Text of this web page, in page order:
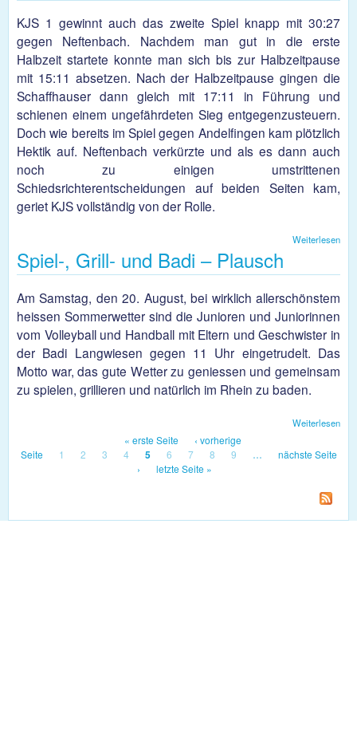
KJS 1 gewinnt auch das zweite Spiel knapp mit 30:27
gegen Neftenbach. Nachdem man gut in die erste
Halbzeit startete konnte man sich bis zur Halbzeitpause
mit 15:11 absetzen. Nach der Halbzeitpause gingen die
Schaffhauser dann gleich mit 17:11 in Führung und
schienen einem ungefährdeten Sieg entgegenzusteuern.
Doch wie bereits im Spiel gegen Andelfingen kam plötzlich
Hektik auf. Neftenbach verkürzte und als es dann auch
noch zu einigen umstrittenen
Schiedsrichterentscheidungen auf beiden Seiten kam,
geriet KJS vollständig von der Rolle.
Weiterlesen
Spiel-, Grill- und Badi – Plausch
Am Samstag, den 20. August, bei wirklich allerschönstem
heissen Sommerwetter sind die Junioren und Juniorinnen
vom Volleyball und Handball mit Eltern und Geschwister in
der Badi Langwiesen gegen 11 Uhr eingetrudelt. Das
Motto war, das gute Wetter zu geniessen und gemeinsam
zu spielen, grillieren und natürlich im Rhein zu baden.
Weiterlesen
Seiten
« erste Seite
‹ vorherige
Seite
1 2 3 4 5 6 7 8 9 …
nächste Seite
›
letzte Seite »